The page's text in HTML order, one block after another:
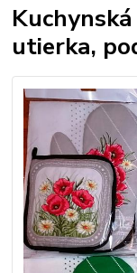
utierka,